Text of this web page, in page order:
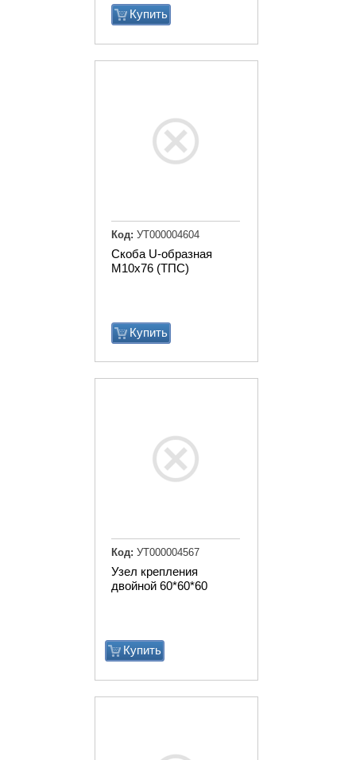
Купить
Скоба U-образная
М10х76 (ТПС)
Купить
Код: УТ000004604
Узел крепления
двойной 60*60*60
Купить
Код: УТ000004567